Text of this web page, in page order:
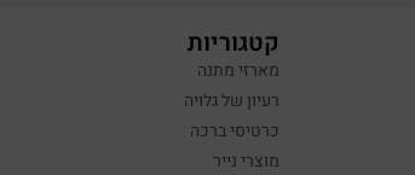
קטגוריות
מארזי מתנה
רעיון של גלויה
כרטיסי ברכה
מוצרי נייר